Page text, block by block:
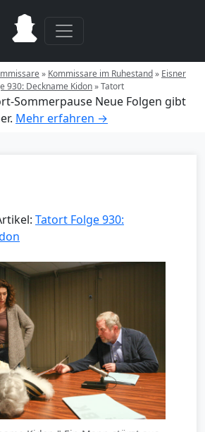
» Kommissare im Ruhestand» Eisner
930: Deckname Kidon»Tatort
Sommerpause Neue Folgen gibt
Mehr erfahren →
Tatort Folge 930: